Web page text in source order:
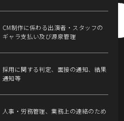
CM制作に係わる出演者・スタッフの
ギャラ支払い及び源泉管理
採用に関する判定、面接の通知、結果
通知等
人事・労務管理、業務上の連絡のため